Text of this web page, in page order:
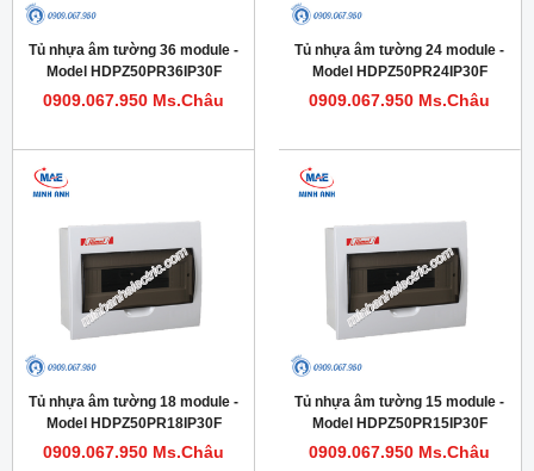
Tủ nhựa âm tường 36 module -
Model HDPZ50PR36IP30F
0909.067.950 Ms.Châu
Tủ nhựa âm tường 24 module -
Model HDPZ50PR24IP30F
0909.067.950 Ms.Châu
Tủ nhựa âm tường 18 module -
Model HDPZ50PR18IP30F
0909.067.950 Ms.Châu
Tủ nhựa âm tường 15 module -
Model HDPZ50PR15IP30F
0909.067.950 Ms.Châu